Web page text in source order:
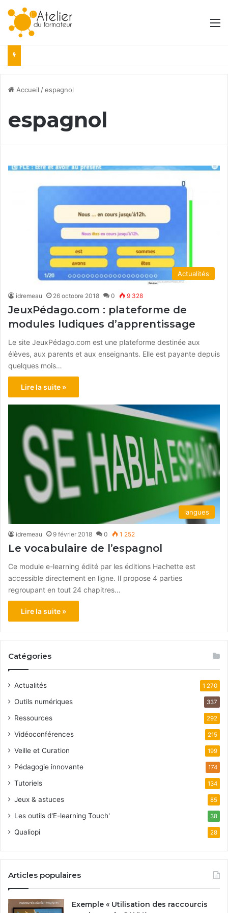
Accueil /espagnol
espagnol
Actualités
idremeau 26 octobre 2018 0 9 328
JeuxPédago.com : plateforme de
modules ludiques d’apprentissage
Le site JeuxPédago.com est une plateforme destinée aux
élèves, aux parents et aux enseignants. Elle est payante depuis
quelques mois…
Lire la suite »
langues
idremeau 9 février 2018 0 1 252
Le vocabulaire de l’espagnol
Ce module e-learning édité par les éditions Hachette est
accessible directement en ligne. Il propose 4 parties
regroupant en tout 24 chapitres…
Lire la suite »
Catégories
Actualités 1 270
Outils numériques 337
Ressources 292
Vidéoconférences 215
Veille et Curation 199
Pédagogie innovante 174
Tutoriels 134
Jeux & astuces 85
Les outils d'E-learning Touch' 38
Qualiopi 28
Articles populaires
Exemple « Utilisation des raccourcis